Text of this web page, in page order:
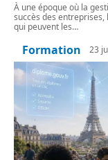
À une époque où la
succès des
qui peuvent les…
Formation 23